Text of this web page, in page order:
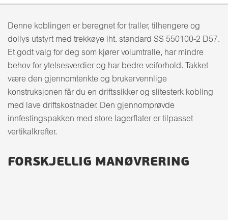
Denne koblingen er beregnet for traller, tilhengere og
dollys utstyrt med trekkøye iht. standard SS 550100-2 D57.
Et godt valg for deg som kjører volumtralle, har mindre
behov for ytelsesverdier og har bedre veiforhold. Takket
være den gjennomtenkte og brukervennlige
konstruksjonen får du en driftssikker og slitesterk kobling
med lave driftskostnader. Den gjennomprøvde
innfestingspakken med store lagerflater er tilpasset
vertikalkrefter.
FORSKJELLIG MANØVRERING